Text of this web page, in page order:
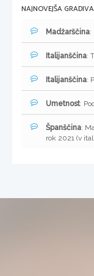
NAJNOVEJŠA GRADIVA
Madžarščina:
Italijanščina:
Italijanščina:
Umetnost:
Španščina:
rok 2021 (v